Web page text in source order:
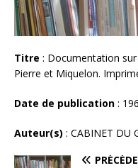
Titre : Documentation
Pierre et Miquelon.
Date de publication :
Auteur(s) : CABINET DU